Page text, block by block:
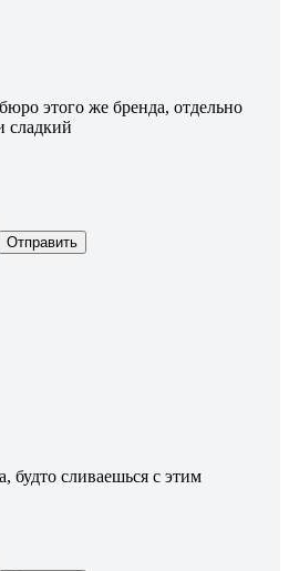
этого же бренда, отдельно
сладкий
Отправить
будто сливаешься с этим